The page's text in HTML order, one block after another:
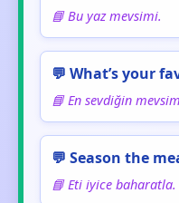
📘 Bu yaz mevsimi.
💬 What’s your
📘 En sevdiğin
💬 Season the
📘 Eti iyice baharatla.